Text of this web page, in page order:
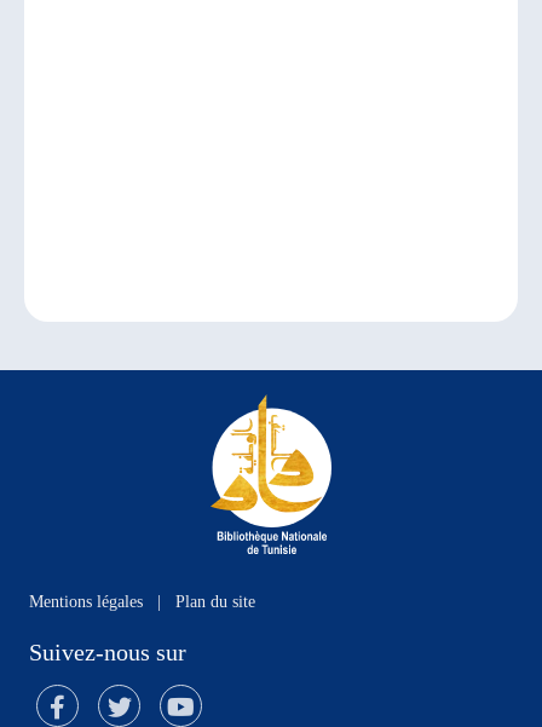
Mentions légales Plan du site
Suivez-nous sur